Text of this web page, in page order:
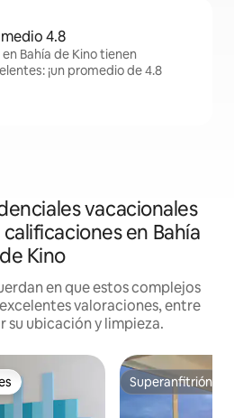
4.8
Bahía de Kino tienen
¡un promedio de 4.8
vacacionales
en Bahía
de Kino
en que estos complejos
valoraciones, entre
su ubicación y limpieza.
Superanfitrión
Superanfitrión